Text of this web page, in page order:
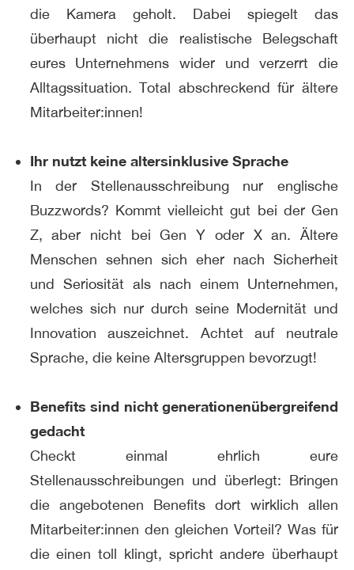
die Kamera geholt. Dabei spiegelt das
überhaupt nicht die realistische Belegschaft
eures Unternehmens wider und verzerrt die
Alltagssituation. Total abschreckend für ältere
Mitarbeiter:innen!
Ihr nutzt keine altersinklusive Sprache
In der Stellenausschreibung nur englische
Buzzwords? Kommt vielleicht gut bei der Gen
Z, aber nicht bei Gen Y oder X an. Ältere
Menschen sehnen sich eher nach Sicherheit
und Seriosität als nach einem Unternehmen,
welches sich nur durch seine Modernität und
Innovation auszeichnet. Achtet auf neutrale
Sprache, die keine Altersgruppen bevorzugt!
Benefits sind nicht generationenübergreifend
gedacht
Checkt einmal ehrlich eure
Stellenausschreibungen und überlegt: Bringen
die angebotenen Benefits dort wirklich allen
Mitarbeiter:innen den gleichen Vorteil? Was für
die einen toll klingt, spricht andere überhaupt